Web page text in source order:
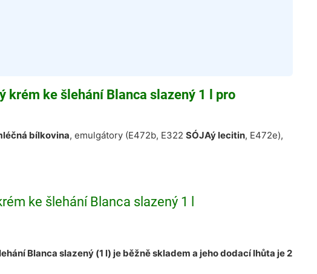
krém ke šlehání Blanca slazený 1 l pro
bílkovina, emulgátory (E472b, E322 SÓJAý lecitin, E472e),
ke šlehání Blanca slazený 1 l
Blanca slazený (1 l) je běžně skladem a jeho dodací lhůta je 2